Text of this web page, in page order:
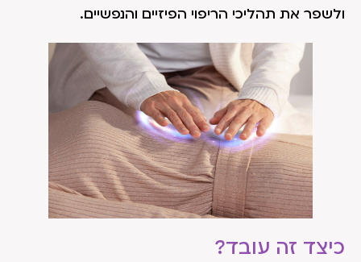
ולשפר את תהליכי הריפוי הפיזיים והנפשיים.
כיצד זה עובד?